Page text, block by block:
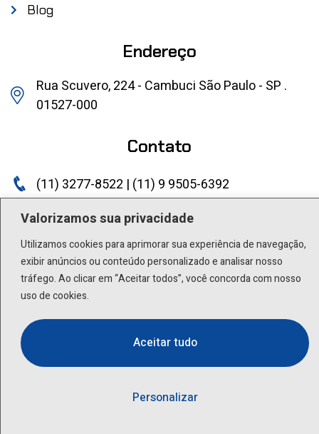
Valorizamos sua privacidade
Utilizamos cookies para aprimorar sua experiência de navegação,
exibir anúncios ou conteúdo personalizado e analisar nosso
tráfego. Ao clicar em “Aceitar todos”, você concorda com nosso
uso de cookies.
Personalizar
Aceitar tudo
Blog
Endereço
Rua Scuvero, 224 - Cambuci São Paulo - SP .
01527-000
Contato
(11) 3277-8522 | (11) 9 9505-6392
lactea@lactea.com.br
Social